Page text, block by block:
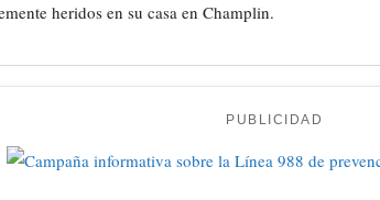
heridos en su casa en Champlin.
PUBLICIDAD